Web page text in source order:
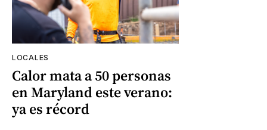
LOCALES
Calor mata a 50 personas
en Maryland este verano:
ya es récord